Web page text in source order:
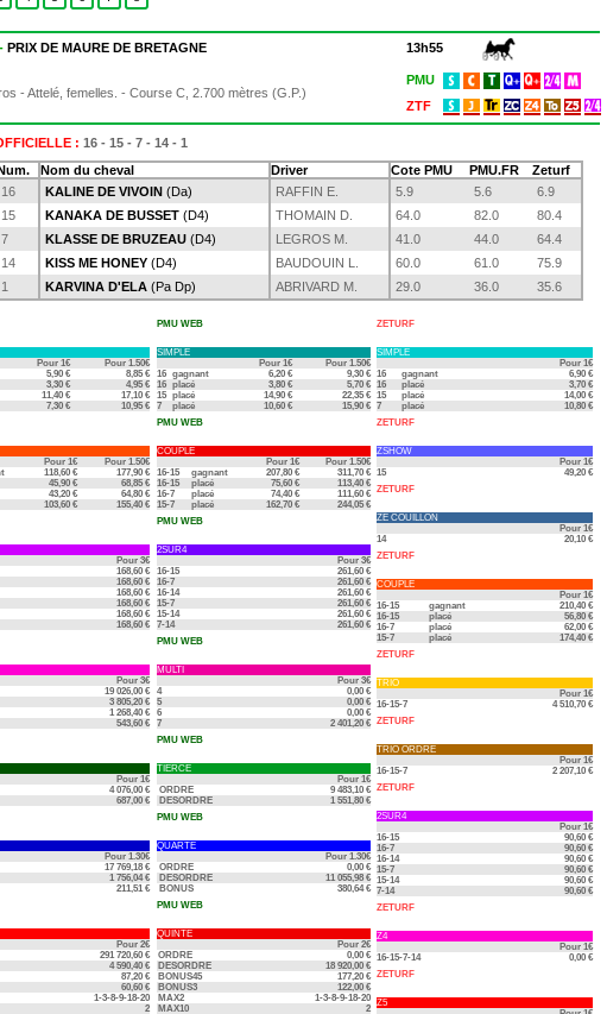
-PRIX DE MAURE DE BRETAGNE 13h55
- Attelé, femelles. - Course C, 2.700 mètres (G.P.)
PMU
ZTF
: 16 - 15 - 7 - 14 - 1
Nom du cheval Driver Cote PMU PMU.FR
Zeturf
16 KALINE DE VIVOIN (Da) RAFFIN E. 5.9 5.6
6.9
15 KANAKA DE BUSSET (D4) THOMAIN D. 64.0 82.0
80.4
7 KLASSE DE BRUZEAU (D4) LEGROS M. 41.0 44.0
64.4
14 KISS ME HONEY (D4) BAUDOUIN L. 60.0 61.0
75.9
1 KARVINA D'ELA (Pa Dp) ABRIVARD M. 29.0 36.0 35.6
Pour 1€
Pour 1.50€
5,90 €
8,85 €
3,30 €
4,95 €
11,40 €
17,10 €
7,30 €
10,95 €
Pour 1€
Pour 1.50€
118,60 €
177,90 €
45,90 €
68,85 €
43,20 €
64,80 €
103,60 €
155,40 €
Pour 3€
168,60 €
168,60 €
168,60 €
168,60 €
168,60 €
168,60 €
Pour 3€
19 026,00 €
3 805,20 €
1 268,40 €
543,60 €
Pour 1€
4 076,00 €
687,00 €
Pour 1.30€
17 769,18 €
1 756,04 €
211,51 €
Pour 2€
291 720,60 €
4 590,40 €
87,20 €
60,60 €
1-3-8-9-18-20
2
PMU WEB
SIMPLE
Pour 1€
Pour 1.50€
16 gagnant 6,20 €
9,30 €
16 placé 3,80 €
5,70 €
15 placé 14,90 €
22,35 €
7
placé 10,60 €
15,90 €
PMU WEB
COUPLE
Pour 1€
Pour 1.50€
16-15
gagnant 207,80 €
311,70 €
16-15
placé 75,60 €
113,40 €
16-7
placé 74,40 €
111,60 €
15-7
placé 162,70 €
244,05 €
PMU WEB
2SUR4
Pour 3€
16-15
261,60 €
16-7
261,60 €
16-14
261,60 €
15-7
261,60 €
15-14
261,60 €
7-14
261,60 €
PMU WEB
MULTI
Pour 3€
4
0,00 €
5
0,00 €
6
0,00 €
7
2 401,20 €
PMU WEB
TIERCE
Pour 1€
ORDRE
9 483,10 €
DESORDRE
1 551,80 €
PMU WEB
QUARTE
Pour 1.30€
ORDRE
0,00 €
DESORDRE
11 055,98 €
BONUS
380,64 €
PMU WEB
QUINTE
Pour 2€
ORDRE
0,00 €
DESORDRE
18 920,00 €
BONUS45
177,20 €
BONUS3
122,00 €
MAX2
1-3-8-9-18-20
MAX10
2
ZETURF
SIMPLE
Pour 1€
16
gagnant
6,90 €
16
placé
3,70 €
15
placé
14,00 €
7
placé
10,80 €
ZETURF
ZSHOW
Pour 1€
15
49,20 €
ZETURF
ZE COUILLON
Pour 1€
14
20,10 €
ZETURF
COUPLE
Pour 1€
16-15
gagnant
210,40 €
16-15
placé
56,80 €
16-7
placé
62,00 €
15-7
placé
174,40 €
ZETURF
TRIO
Pour 1€
16-15-7
4 510,70 €
ZETURF
TRIO ORDRE
Pour 1€
16-15-7
2 207,10 €
ZETURF
2SUR4
Pour 1€
16-15
90,60 €
16-7
90,60 €
16-14
90,60 €
15-7
90,60 €
15-14
90,60 €
7-14
90,60 €
ZETURF
Z4
Pour 1€
16-15-7-14
0,00 €
ZETURF
Z5